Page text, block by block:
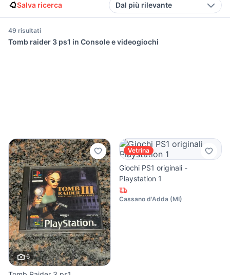
Salva ricerca Dal più rilevante
49 risultati
Tomb raider 3 ps1 in Console e videogiochi
6
Vetrina
Giochi PS1 originali -
Playstation 1
Cassano d'Adda (MI)